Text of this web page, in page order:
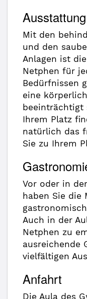
Ausstattung
Mit den
und den
Anlagen ist
Netphen für
Bedürfnissen
eine
beeinträchtigt
Ihrem Platz
natürlich das
Sie zu Ihrem
Vor oder in
haben Sie die
Auch in der
Netphen zu
ausreichende
vielfältigen
Anfahrt
Die Aula des